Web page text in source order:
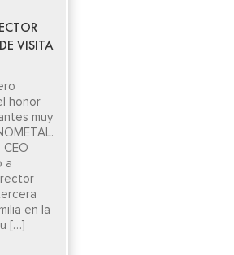
VISITA
honor
muy
a
en la
[…]